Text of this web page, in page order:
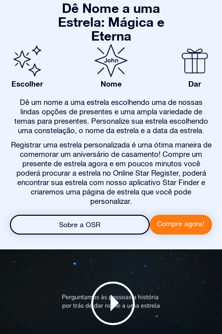
Dê Nome a uma
Estrela: Mágica e
Eterna
Escolher Nome Dar
Dê um nome a uma estrela escolhendo uma de nossas
lindas opções de presentes e uma ampla variedade de
temas para presentes. Personalize sua estrela escolhendo
uma constelação, o nome da estrela e a data da estrela.
Registrar uma estrela personalizada é uma ótima maneira de
comemorar um aniversário de casamento! Compre um
presente de estrela agora e em poucos minutos você
poderá procurar a estrela no Online Star Register, poderá
encontrar sua estrela com nosso aplicativo Star Finder e
criaremos uma página de estrela que você pode
personalizar.
Sobre a OSR Compre agora!